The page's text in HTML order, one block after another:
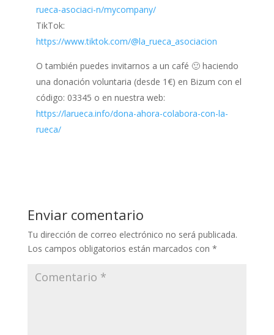
rueca-asociaci-n/mycompany/
TikTok:
https://www.tiktok.com/@la_rueca_asociacion
O también puedes invitarnos a un café 🙂 haciendo
una donación voluntaria (desde 1€) en Bizum con el
código: 03345 o en nuestra web:
https://larueca.info/dona-ahora-colabora-con-la-
rueca/
Enviar comentario
Tu dirección de correo electrónico no será publicada.
Los campos obligatorios están marcados con *